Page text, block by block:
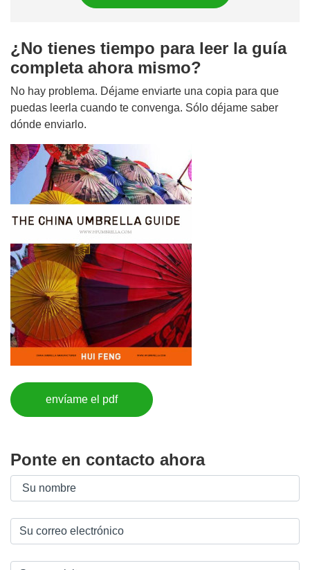
¿No tienes tiempo para leer la guía
completa ahora mismo?
No hay problema. Déjame enviarte una copia para que
puedas leerla cuando te convenga. Sólo déjame saber
dónde enviarlo.
envíame el pdf
Ponte en contacto ahora